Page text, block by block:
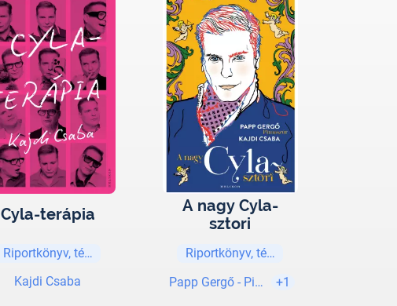
Cyla-terápia
Riportkönyv, tényirodalom
Kajdi Csaba
A nagy Cyla-
sztori
Riportkönyv, tényirodalom
Papp Gergő - Pimaszúr
+1